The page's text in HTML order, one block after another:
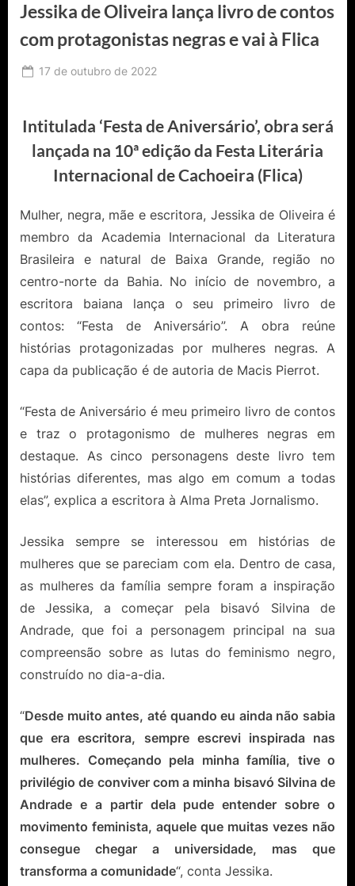
Jessika de Oliveira lança livro de contos
com protagonistas negras e vai à Flica
Posted
17 de outubro de 2022
Intitulada ‘Festa de Aniversário’, obra será
lançada na 10ª edição da Festa Literária
Internacional de Cachoeira (Flica)
Mulher, negra, mãe e escritora, Jessika de Oliveira é
membro da Academia Internacional da Literatura
Brasileira e natural de Baixa Grande, região no
centro-norte da Bahia. No início de novembro, a
escritora baiana lança o seu primeiro livro de
contos: “Festa de Aniversário”. A obra reúne
histórias protagonizadas por mulheres negras. A
capa da publicação é de autoria de Macis Pierrot.
“Festa de Aniversário é meu primeiro livro de contos
e traz o protagonismo de mulheres negras em
destaque. As cinco personagens deste livro tem
histórias diferentes, mas algo em comum a todas
elas”, explica a escritora à Alma Preta Jornalismo.
Jessika sempre se interessou em histórias de
mulheres que se pareciam com ela. Dentro de casa,
as mulheres da família sempre foram a inspiração
de Jessika, a começar pela bisavó Silvina de
Andrade, que foi a personagem principal na sua
compreensão sobre as lutas do feminismo negro,
construído no dia-a-dia.
“Desde muito antes, até quando eu ainda não sabia
que era escritora, sempre escrevi inspirada nas
mulheres. Começando pela minha família, tive o
privilégio de conviver com a minha bisavó Silvina de
Andrade e a partir dela pude entender sobre o
movimento feminista, aquele que muitas vezes não
consegue chegar a universidade, mas que
transforma a comunidade“, conta Jessika.